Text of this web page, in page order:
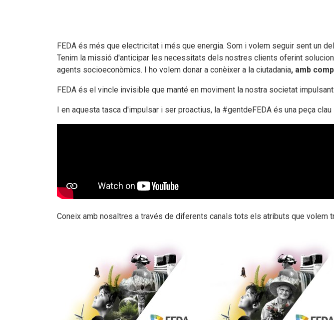
Aplicacions per descarregar
APPs per descarregar
Peticions
FEDA, més que energia
FEDA és més que electricitat i més que energia. Som i volem seguir sent un
Tenim la missió d'anticipar les necessitats dels nostres clients oferint
agents socioeconòmics. I ho volem donar a conèixer a la ciutadania, amb
FEDA és el vincle invisible que manté en moviment la nostra societat
I en aquesta tasca d'impulsar i ser proactius, la #gentdeFEDA és una peça clau
Coneix amb nosaltres a través de diferents canals tots els atributs que volem